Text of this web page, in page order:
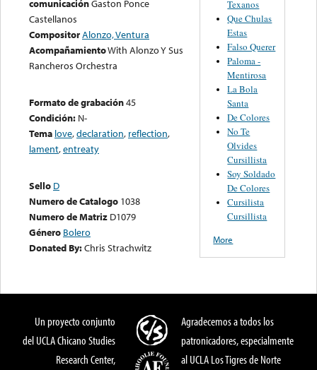
comunicaciónGaston Ponce
Castellanos
CompositorAlonzo, Ventura
AcompañamientoWith Alonzo Y Sus
Rancheros Orchestra
Formato de grabación45
Condición: N-
Tema love,declaration, reflection,
lament,entreaty
Sello D
Numero de Catalogo 1038
Numero de Matriz D1079
Género Bolero
Donated By:Chris Strachwitz
Texanos
Que Chulas
Estas
Falso Querer
Paloma -
Mentirosa
La Bola
Santa
De Colores
No Te
Olvides
Cursillista
Soy Soldado
De Colores
Cursilista
Cursillista
More
Un proyecto conjunto
del UCLA Chicano Studies
Research Center,
Agradecemos a todos los
patronicadores, especialmente
al UCLA Los Tigres de Norte